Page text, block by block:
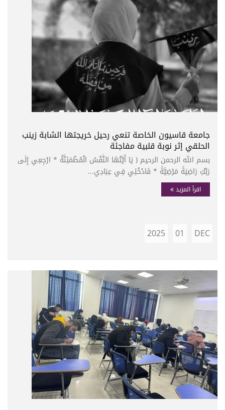
جامعة قاسيون الخاصة تنعي رحيل خريجتها الشابة زينب
الحلقي إثر نوبة قلبية مفاجئة
بسم الله الرحمن الرحيم ﴿ يَا أَيَّتُهَا النَّفْسُ الْمُطْمَئِنَّةُ * ارْجِعِي إِلَى
رَبِّكِ رَاضِيَةً مَرْضِيَّةً * فَادْخُلِي فِي عِبَادِي...
اقرأ المزيد
DEC
01
2025